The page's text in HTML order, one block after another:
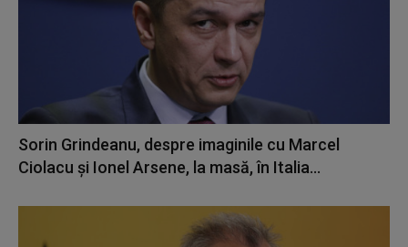
Sorin Grindeanu, despre imaginile cu Marcel
Ciolacu şi Ionel Arsene, la masă, în Italia...